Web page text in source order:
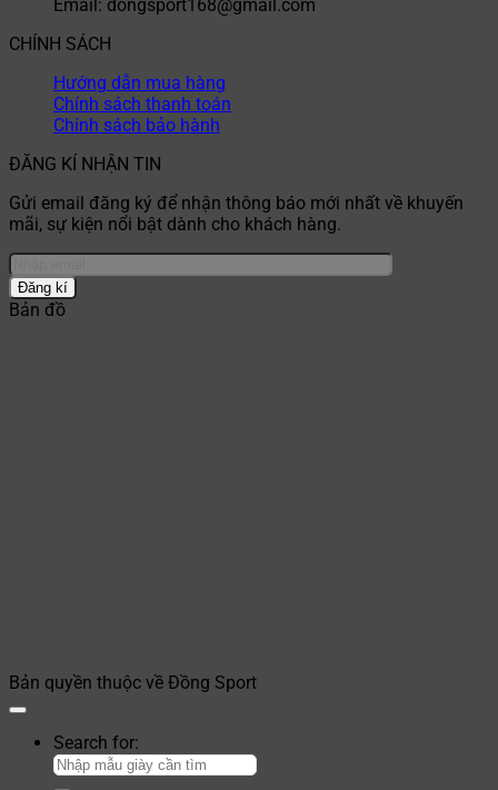
Email: dongsport168@gmail.com
CHÍNH SÁCH
Hướng dẫn mua hàng
Chính sách thanh toán
Chính sách bảo hành
ĐĂNG KÍ NHẬN TIN
Gửi email đăng ký để nhận thông báo mới nhất về khuyến
mãi, sự kiện nổi bật dành cho khách hàng.
Bản đồ
Bản quyền thuộc về Đồng Sport
Search for: